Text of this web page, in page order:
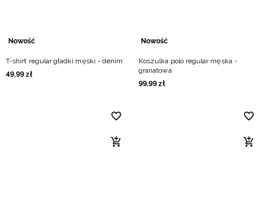
Nowość
T-shirt regular gładki męski - denim
49,99 zł
Nowość
Koszulka polo regular męska -
granatowa
99,99 zł